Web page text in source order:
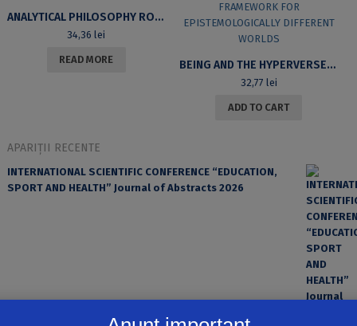
ANALYTICAL PHILOSOPHY ROMANIAN REVIEW, VOL.V, NR.1, JANUARY – JUNE 2011
34,36lei
READ MORE BEING AND THE HYPERVERSE. AN AXIOMATIC-HYPERONTOLOGICAL FRAMEWORK FOR EPISTEMOLOGICALLY DIFFERENT WORLDS
32,77 lei
ADD TO CART
APARIȚII RECENTE
INTERNATIONAL SCIENTIFIC CONFERENCE “EDUCATION,
SPORT AND HEALTH” Journal of Abstracts 2026